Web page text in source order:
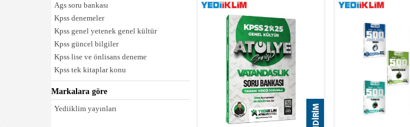
Ags soru bankası
Kpss denemeler
Kpss genel yetenek genel kültür
Kpss güncel bilgiler
Kpss lise ve önlisans deneme
Kpss tek kitaplar konu
Kpss tek kitaplar soru
Kpss vatandaşlık-anayasa konu
Kpss vatandaşlık-anayasa soru
Markalara göre
Yediiklim yayınları